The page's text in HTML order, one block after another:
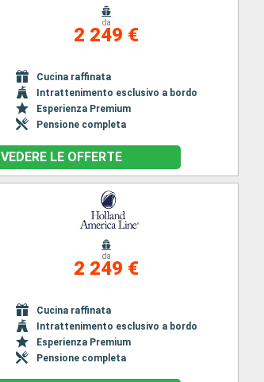
da
2 249 €
Cucina raffinata
Intrattenimento esclusivo a bordo
Esperienza Premium
Pensione completa
VEDERE LE OFFERTE
da
2 249 €
Cucina raffinata
Intrattenimento esclusivo a bordo
Esperienza Premium
Pensione completa